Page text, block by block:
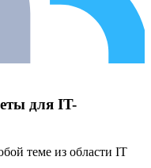
для IT-
теме из области IT